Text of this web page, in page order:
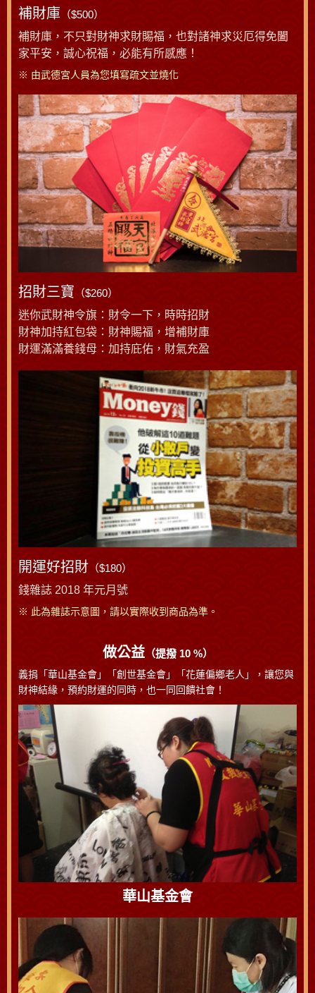
補財庫 （$500）
補財庫，不只對財神求財賜福，也對諸神求災厄得免闔
家平安，誠心祝福，必能有所感應！
※ 由武德宮人員為您填寫疏文並燒化
招財三寶 （$260）
迷你武財神令旗：財令一下，時時招財
財神加持紅包袋：財神賜福，增補財庫
財運滿滿養錢母：加持庇佑，財氣充盈
開運好招財 （$180）
錢雜誌 2018 年元月號
※ 此為雜誌示意圖，請以實際收到商品為準。
做公益（提撥 10 %）
義捐「華山基金會」「創世基金會」「花蓮偏鄉老人」，讓您與
財神結緣，預約財運的同時，也一同回饋社會！
華山基金會